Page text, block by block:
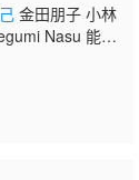
金田朋子 小林
Nasu 能登
铃村健